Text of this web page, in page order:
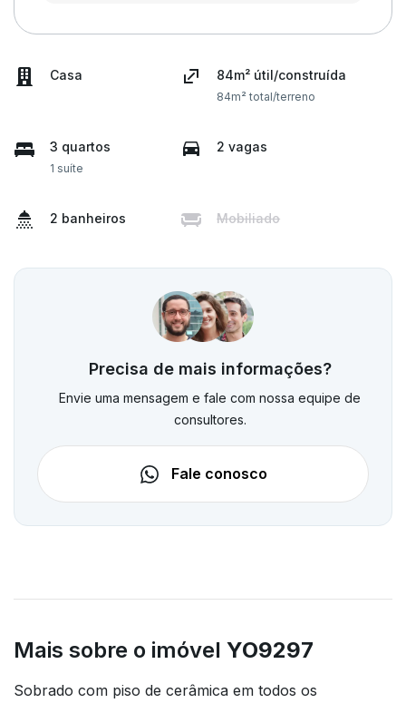
Casa 84m² útil/construída
84m² total/terreno
3 quartos
1 suíte
2 vagas
2 banheiros Mobiliado
Precisa de mais informações?
Envie uma mensagem e fale com nossa equipe de
consultores.
Fale conosco
Mais sobre o imóvel YO9297
Sobrado com piso de cerâmica em todos os